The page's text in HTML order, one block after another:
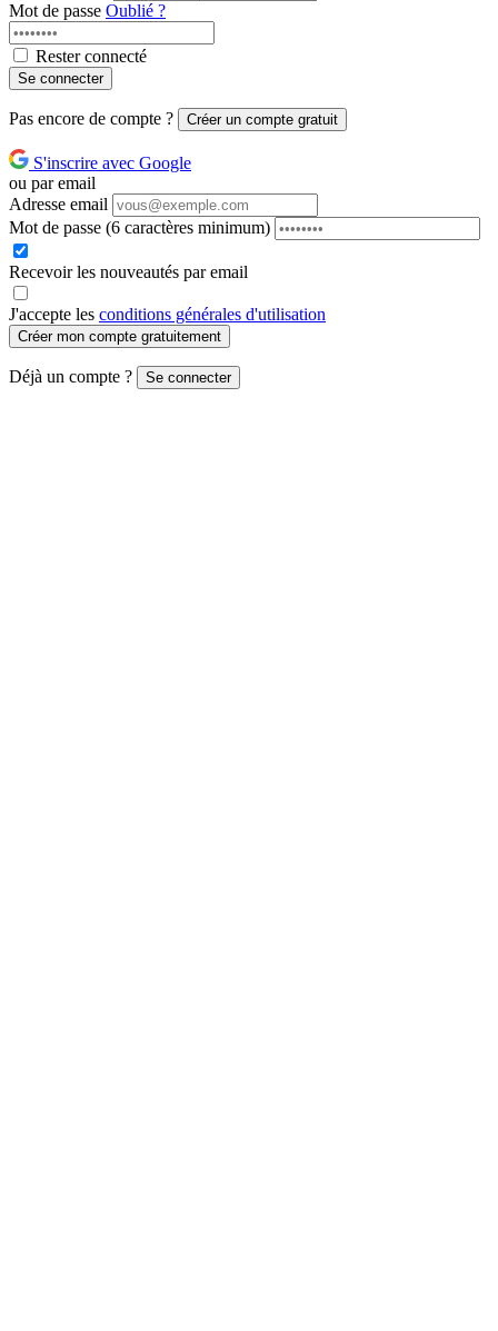
Mot de passe Oublié ?
Rester connecté
Se connecter
Pas encore de compte ? Créer un compte gratuit
S'inscrire avec Google
ou par email
Adresse email
Mot de passe (6 caractères minimum)
Recevoir les nouveautés par email
J'accepte les conditions générales d'utilisation
Créer mon compte gratuitement
Déjà un compte ? Se connecter